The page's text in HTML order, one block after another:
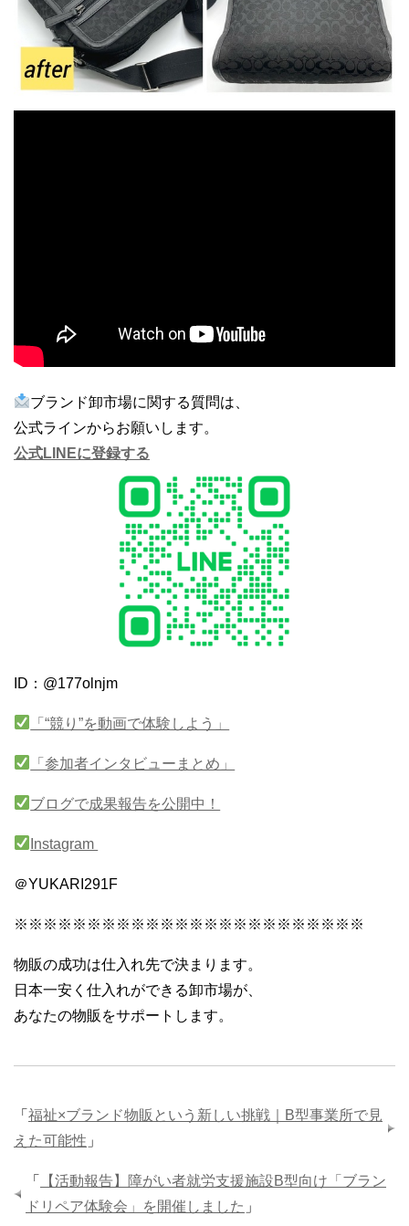
ブランド卸市場に関する質問は、
公式ラインからお願いします。
公式LINEに登録する
ID：@177olnjm
「“競り”を動画で体験しよう」
「参加者インタビューまとめ」
ブログで成果報告を公開中！
Instagram
＠YUKARI291F
※※※※※※※※※※※※※※※※※※※※※※※※
物販の成功は仕入れ先で決まります。
日本一安く仕入れができる卸市場が、
あなたの物販をサポートします。
「 福祉×ブランド物販という新しい挑戦｜B型事業所で見
えた可能性 」
「
【活動報告】障がい者就労支援施設B型向け「ブラン
ドリペア体験会」を開催しました 」